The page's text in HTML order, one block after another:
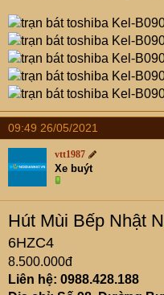
09:49 26/05/2021
vtt1987
Xe buýt
Hút Mùi Bếp Nhật
6HZC4
8.500.000đ
Liên hệ: 0988.428.188